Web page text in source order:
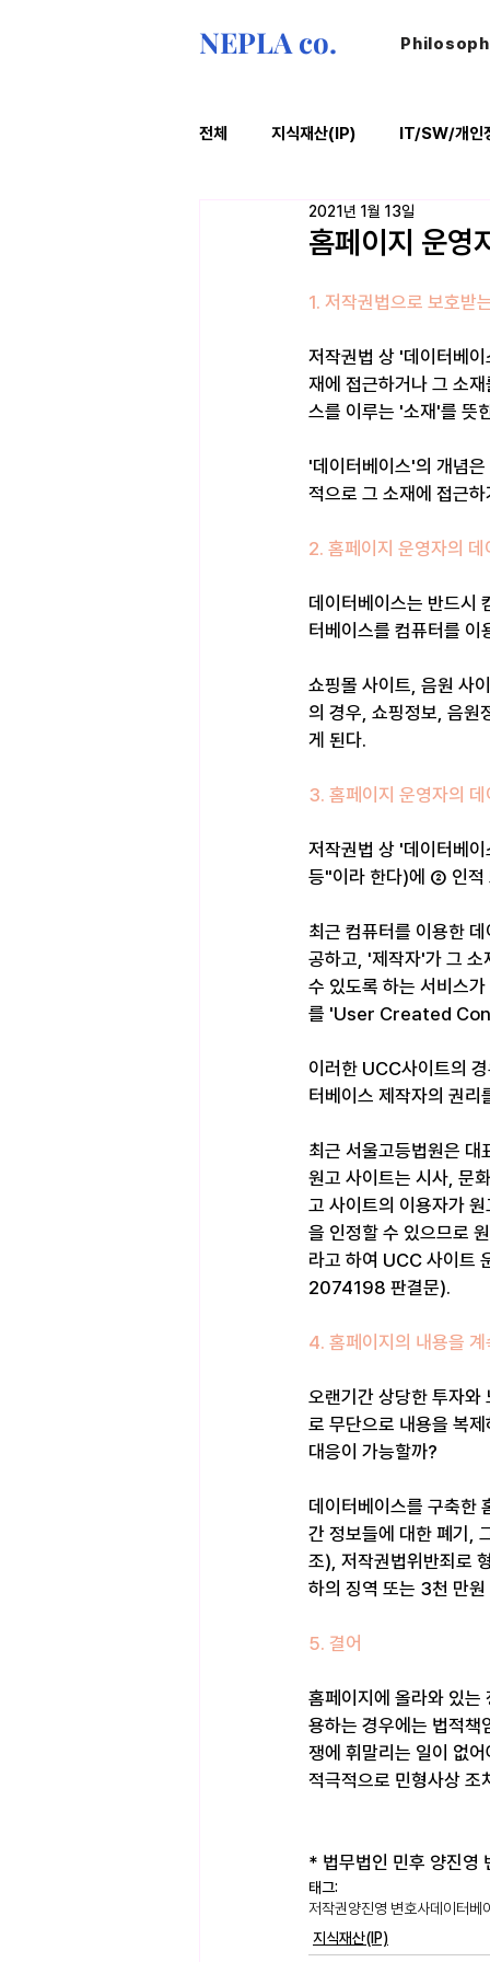
NEPLA co.
전체 지식재산(IP) IT/SW/개인
법률레터
홈페이지 운영
2021년 1월 13일
1. 저작권법으로 보호받
저작권법 상 '데이터베
재에 접근하거나 그 소
스를 이루는 '소재'를 뜻
'데이터베이스'의 개념
적으로 그 소재에 접근
2. 홈페이지 운영자의
데이터베이스는 반드시
터베이스를 컴퓨터를 이
쇼핑몰 사이트, 음원 사
의 경우, 쇼핑정보, 음원
게 된다.
3. 홈페이지 운영자의
저작권법 상 '데이터베
등"이라 한다)에 ② 인적
최근 컴퓨터를 이용한
공하고, '제작자'가 그 소
수 있도록 하는 서비스
를 'User Created
이러한 UCC사이트의
터베이스 제작자의 권리
최근 서울고등법원은
원고 사이트는 시사, 문
고 사이트의 이용자가
을 인정할 수 있으므로
라고 하여 UCC 사이트
2074198 판결문).
4. 홈페이지의 내용을
오랜기간 상당한 투자와
로 무단으로 내용을 복
대응이 가능할까?
데이터베이스를 구축한
간 정보들에 대한 폐기,
조), 저작권법위반죄로
하의 징역 또는 3천 만
5. 결어
홈페이지에 올라와 있는
용하는 경우에는 법적책
쟁에 휘말리는 일이 없
적극적으로 민형사상 조
* 법무법인 민후 양진영
태그:
저작권양진영 변호사데이터베
지식재산(IP)